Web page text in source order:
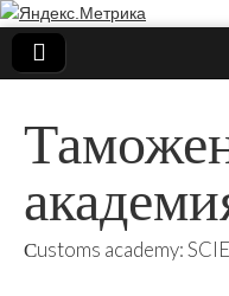
Сustoms academy: